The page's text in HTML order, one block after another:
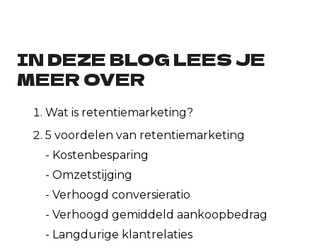
IN DEZE BLOG LEES JE
MEER OVER
Wat is retentiemarketing?
5 voordelen van retentiemarketing
- Kostenbesparing
- Omzetstijging
- Verhoogd conversieratio
- Verhoogd gemiddeld aankoopbedrag
- Langdurige klantrelaties